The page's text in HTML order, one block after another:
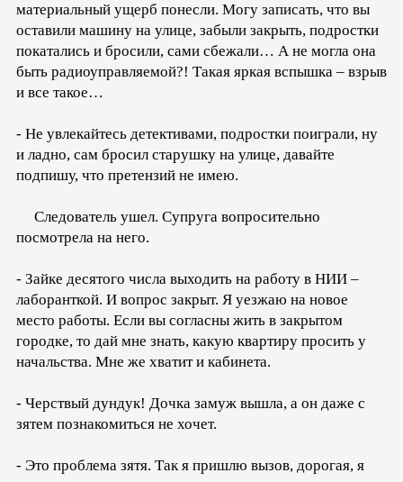
материальный ущерб понесли. Могу записать, что вы
оставили машину на улице, забыли закрыть, подростки
покатались и бросили, сами сбежали… А не могла она
быть радиоуправляемой?! Такая яркая вспышка – взрыв
и все такое…
- Не увлекайтесь детективами, подростки поиграли, ну
и ладно, сам бросил старушку на улице, давайте
подпишу, что претензий не имею.
Следователь ушел. Супруга вопросительно
посмотрела на него.
- Зайке десятого числа выходить на работу в НИИ –
лаборанткой. И вопрос закрыт. Я уезжаю на новое
место работы. Если вы согласны жить в закрытом
городке, то дай мне знать, какую квартиру просить у
начальства. Мне же хватит и кабинета.
- Черствый дундук! Дочка замуж вышла, а он даже с
зятем познакомиться не хочет.
- Это проблема зятя. Так я пришлю вызов, дорогая, я